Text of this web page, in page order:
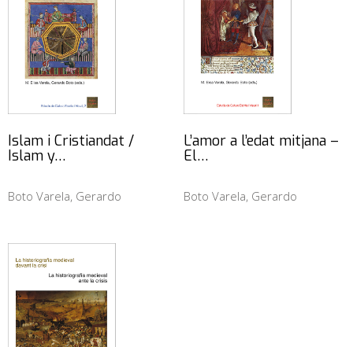
Islam i Cristiandat /
Islam y…
Boto Varela, Gerardo
L’amor a l’edat mitjana –
El…
Boto Varela, Gerardo